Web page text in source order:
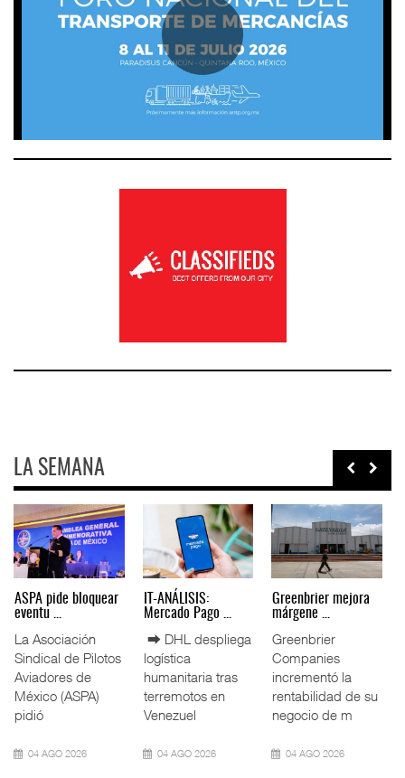
LA SEMANA
Miguel Ángel Bres
encabez ...
La Confederación
de Cámaras
Industriales
(CONCAMIN)
designó a Migu
07 AGO 2026
IT-ANÁLISIS: Puerto
Lázar ...
⮕ Canal de
Panamá reducirá
nuevamente el
calado de
Neopanamax ⮕
06 AGO 2026
La ATTRAPI licita
red de ...
La Agencia de
Trenes y
Transporte Público
Integrado
(ATTRAPI) abri
06 AGO 2026